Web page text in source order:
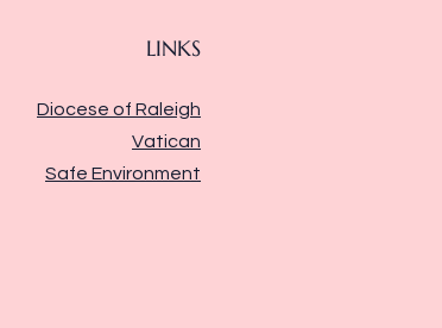
LINKS
Diocese of Raleigh
Vatican
Safe Environment